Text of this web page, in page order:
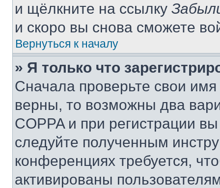
и щёлкните на ссылку
и скоро вы снова сможете
Вернуться к началу
» Я только что
Сначала проверьте свои
верны, то возможны два
COPPA и при регистрации
следуйте полученным
конференциях требуется,
активированы